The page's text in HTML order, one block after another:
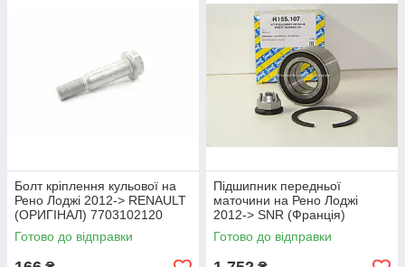
Болт кріплення кульової на
Рено Лоджі 2012-> RENAULT
(ОРИГІНАЛ) 7703102120
Готово до відправки
Підшипник передньої
маточини на Рено Лоджі
2012-> SNR (Франція)
R155107
Готово до відправки